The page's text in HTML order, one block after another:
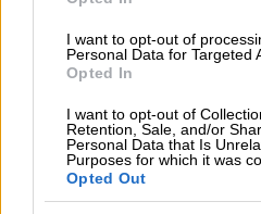
I want to opt-out of
Personal Data for Targeted
Opted In
I want to opt-out of
Retention, Sale, and/or
Personal Data that Is
Purposes for which it was
Opted Out
τομέα. Πώς θα λύσουμε
πρόβλημα, που είναι τα
στην περιοχή.
Το ξέρω πολύ καλά, δεν
εδώ, είναι πρόβλημα
Ας μιλήσουμε, λοιπόν,
για το παρελθόν.